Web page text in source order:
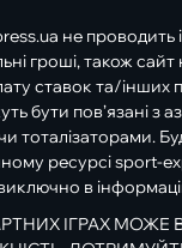
не проводить
гроші, також
ставок та/інших
бути пов’язані з
тоталізаторами.
ресурсі sport-
в
ІГРАХ МОЖЕ